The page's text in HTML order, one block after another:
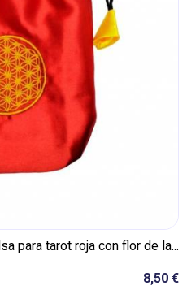
para tarot roja con flor de la...
8,50 €